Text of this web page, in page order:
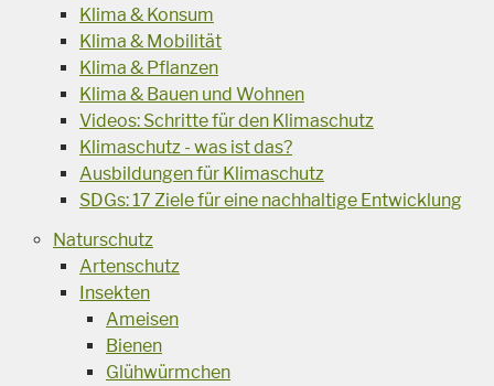
Klima & Konsum
Klima & Mobilität
Klima & Pflanzen
Klima & Bauen und Wohnen
Videos: Schritte für den Klimaschutz
Klimaschutz - was ist das?
Ausbildungen für Klimaschutz
SDGs: 17 Ziele für eine nachhaltige Entwicklung
Naturschutz
Artenschutz
Insekten
Ameisen
Bienen
Glühwürmchen